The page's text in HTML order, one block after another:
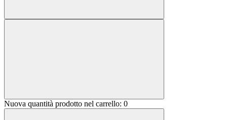
Nuova quantità prodotto nel carrello: 0